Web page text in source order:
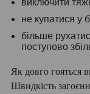
виключити
не купатися у
більше
поступово
Як довго гояться
Швидкість